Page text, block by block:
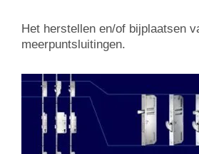
Het herstellen en/of bijplaatsen
meerpuntsluitingen.